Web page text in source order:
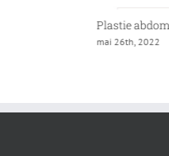
Plastie abdominale
mai 26th, 2022